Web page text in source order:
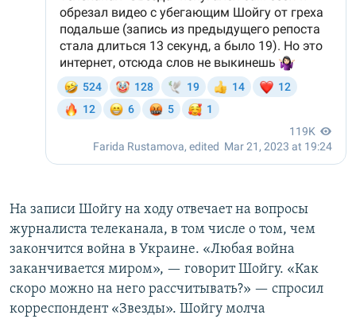
На записи Шойгу на ходу отвечает на вопросы
журналиста телеканала, в том числе о том, чем
закончится война в Украине. «Любая война
заканчивается миром», — говорит Шойгу. «Как
скоро можно на него рассчитывать?» — спросил
корреспондент «Звезды». Шойгу молча